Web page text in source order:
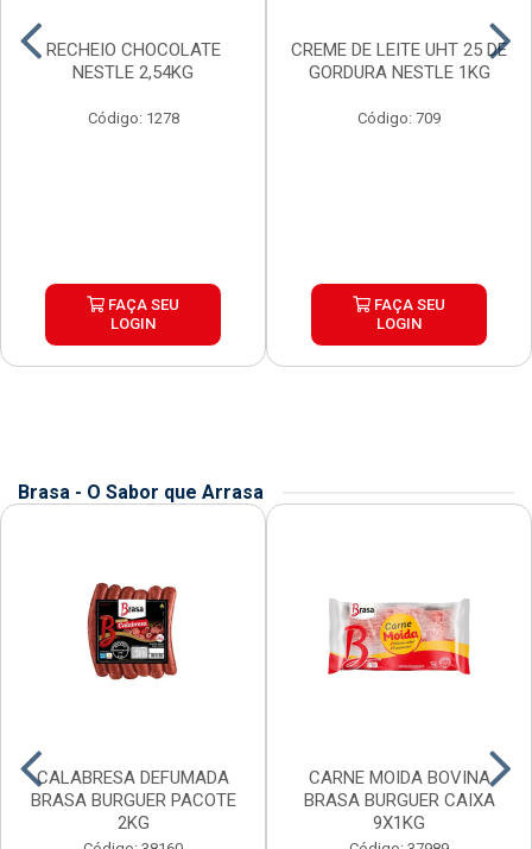
RECHEIO CHOCOLATE
NESTLE 2,54KG
Código: 1278
FAÇA SEU
LOGIN
CREME DE LEITE UHT 25 DE
GORDURA NESTLE 1KG
Código: 709
FAÇA SEU
LOGIN
Brasa - O Sabor que Arrasa
CALABRESA DEFUMADA
BRASA BURGUER PACOTE
2KG
CARNE MOIDA BOVINA
BRASA BURGUER CAIXA
9X1KG